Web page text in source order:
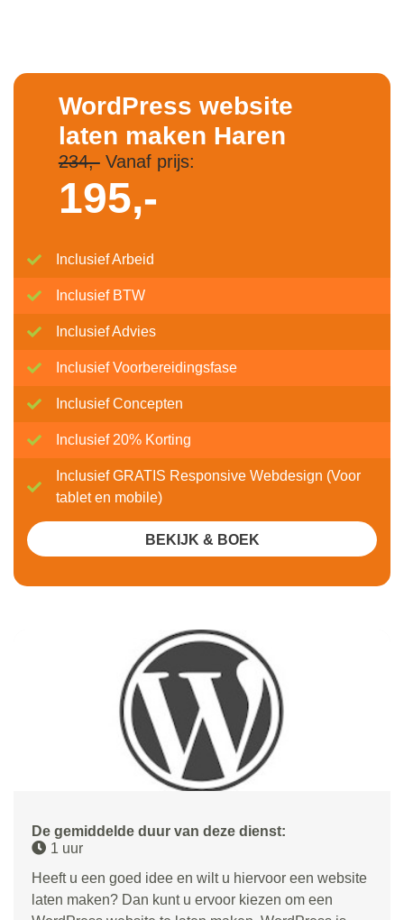
De gemiddelde duur van deze dienst:
1 uur
Heeft u een goed idee en wilt u hiervoor een website
laten maken? Dan kunt u ervoor kiezen om een
WordPress website
laten maken Haren
234,-Vanaf prijs:
195,-
Inclusief Arbeid
Inclusief BTW
Inclusief Advies
Inclusief Voorbereidingsfase
Inclusief Concepten
Inclusief 20% Korting
Inclusief GRATIS Responsive Webdesign (Voor
tablet en mobile)
BEKIJK & BOEK